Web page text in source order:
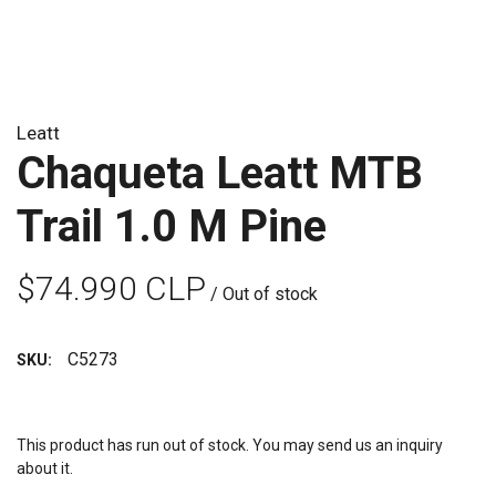
Leatt
Chaqueta Leatt MTB
Trail 1.0 M Pine
$74.990 CLP / Out of stock
SKU: C5273
This product has run out of stock. You may send us an inquiry
about it.